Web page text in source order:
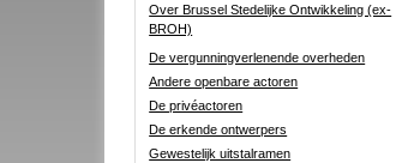
Over Brussel Stedelijke Ontwikkeling (ex-
BROH)
De vergunningverlenende overheden
Andere openbare actoren
De privéactoren
De erkende ontwerpers
Gewestelijk uitstalramen